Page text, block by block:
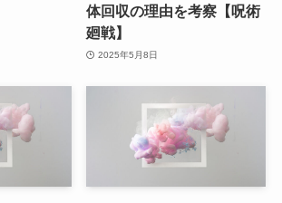
体回収の理由を考察【呪術
廻戦】
2025年5月8日